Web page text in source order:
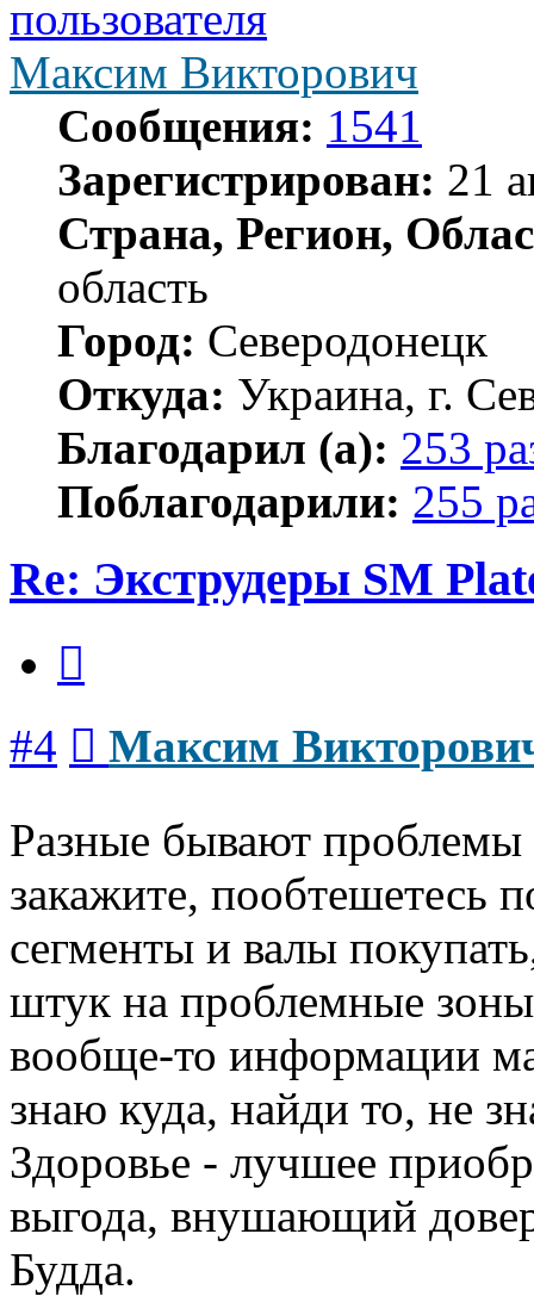
Максим Викторович
Сообщения: 1541
Зарегистрирован: 21
Страна, Регион,
область
Город: Северодонецк
Откуда: Украина, г.
Благодарил (а): 253
Поблагодарили: 255
Re: Экструдеры SM
#4
Максим
Разные бывают проблемы
закажите, пообтешетесь
сегменты и валы
штук на проблемные
вообще-то информации
знаю куда, найди то, не
Здоровье - лучшее
выгода, внушающий
Будда.